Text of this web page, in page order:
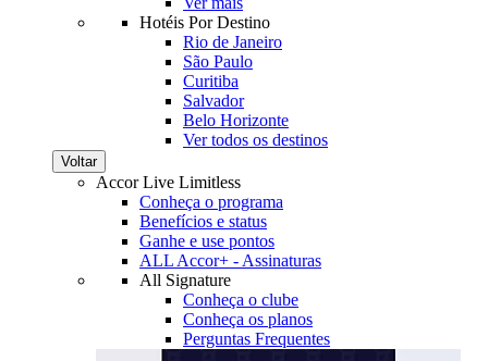
Hotéis Por Destino
Rio de Janeiro
São Paulo
Curitiba
Salvador
Belo Horizonte
Ver todos os destinos
Voltar
Accor Live Limitless
Conheça o programa
Benefícios e status
Ganhe e use pontos
ALL Accor+ - Assinaturas
All Signature
Conheça o clube
Conheça os planos
Perguntas Frequentes